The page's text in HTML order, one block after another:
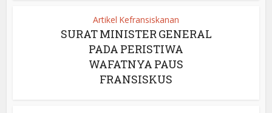
Artikel Kefransiskanan
SURAT MINISTER GENERAL
PADA PERISTIWA
WAFATNYA PAUS
FRANSISKUS